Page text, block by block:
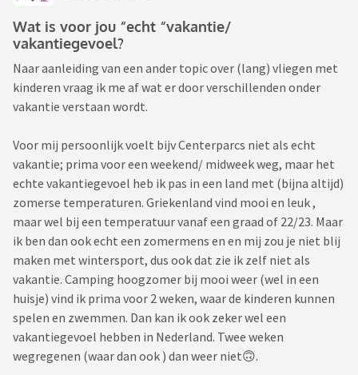
Wat is voor jou “echt “vakantie/
vakantiegevoel?
Naar aanleiding van een ander topic over (lang) vliegen met
kinderen vraag ik me af wat er door verschillenden onder
vakantie verstaan wordt.
Voor mij persoonlijk voelt bijv Centerparcs niet als echt
vakantie; prima voor een weekend/ midweek weg, maar het
echte vakantiegevoel heb ik pas in een land met (bijna altijd)
zomerse temperaturen. Griekenland vind mooi en leuk ,
maar wel bij een temperatuur vanaf een graad of 22/23. Maar
ik ben dan ook echt een zomermens en en mij zou je niet blij
maken met wintersport, dus ook dat zie ik zelf niet als
vakantie. Camping hoogzomer bij mooi weer (wel in een
huisje) vind ik prima voor 2 weken, waar de kinderen kunnen
spelen en zwemmen. Dan kan ik ook zeker wel een
vakantiegevoel hebben in Nederland. Twee weken
wegregenen (waar dan ook ) dan weer niet🙃.